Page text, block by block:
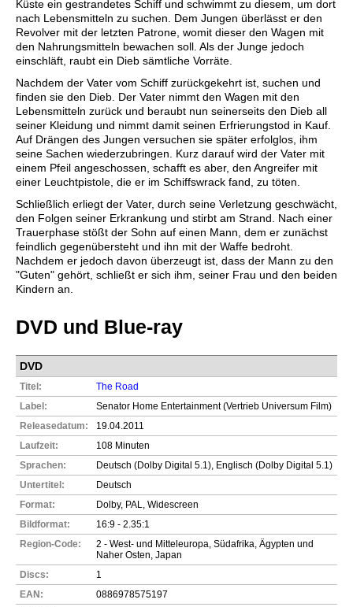
Küste ein gestrandetes Schiff und schwimmt zu diesem, um dort
nach Lebensmitteln zu suchen. Dem Jungen überlässt er den
Revolver mit der letzten Patrone, womit dieser den Wagen mit
den Nahrungsmitteln bewachen soll. Als der Junge jedoch
einschläft, raubt ein Dieb sämtliche Vorräte.
Nachdem der Vater vom Schiff zurückgekehrt ist, suchen und
finden sie den Dieb. Der Vater nimmt den Wagen mit den
Lebensmitteln zurück und beraubt nun seinerseits den Dieb all
seiner Kleidung und nimmt damit seinen Erfrierungstod in Kauf.
Auf Drängen des Jungen versuchen sie später erfolglos, ihm
seine Sachen wiederzubringen. Kurz darauf wird der Vater mit
einem Pfeil angeschossen, schafft es aber, den Angreifer mit
einer Leuchtpistole, die er im Schiffswrack fand, zu töten.
Schließlich erliegt der Vater, durch seine Verletzung geschwächt,
den Folgen seiner Erkrankung und stirbt am Strand. Nach einer
Trauerphase stößt der Sohn auf einen Mann, dem er zunächst
feindlich gegenübersteht und ihn mit der Waffe bedroht.
Nachdem er jedoch davon überzeugt ist, dass der Mann zu den
"Guten" gehört, schließt er sich ihm, seiner Frau und den beiden
Kindern an.
DVD und Blue-ray
DVD
Titel:
The Road
Label:
Senator Home Entertainment (Vertrieb Universum Film)
Releasedatum:
19.04.2011
Laufzeit:
108 Minuten
Sprachen:
Deutsch (Dolby Digital 5.1), Englisch (Dolby Digital 5.1)
Untertitel:
Deutsch
Format:
Dolby, PAL, Widescreen
Bildformat:
16:9 - 2.35:1
Region-Code:
2 - West- und Mitteleuropa, Südafrika, Ägypten und
Naher Osten, Japan
Discs:
1
EAN:
0886978575197